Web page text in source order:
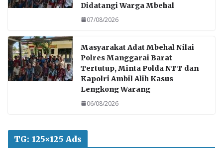
Didatangi Warga Mbehal
07/08/2026
Masyarakat Adat Mbehal Nilai
Polres Manggarai Barat
Tertutup, Minta Polda NTT dan
Kapolri Ambil Alih Kasus
Lengkong Warang
06/08/2026
TG: 125×125 Ads